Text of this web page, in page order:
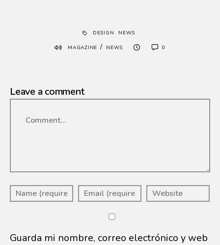
DESIGN NEWS
MAGAZINE / NEWS 0
Leave a comment
Guarda mi nombre, correo electrónico y web